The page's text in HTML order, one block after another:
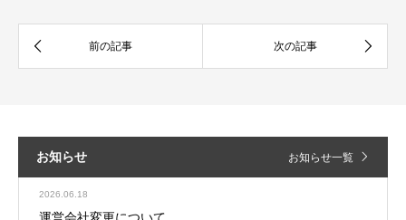
お知らせ お知らせ一覧
2026.06.18
運営会社変更について